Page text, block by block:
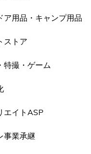
ア用品・キャンプ用品
ストア
特撮・ゲーム
エイトASP
事業承継